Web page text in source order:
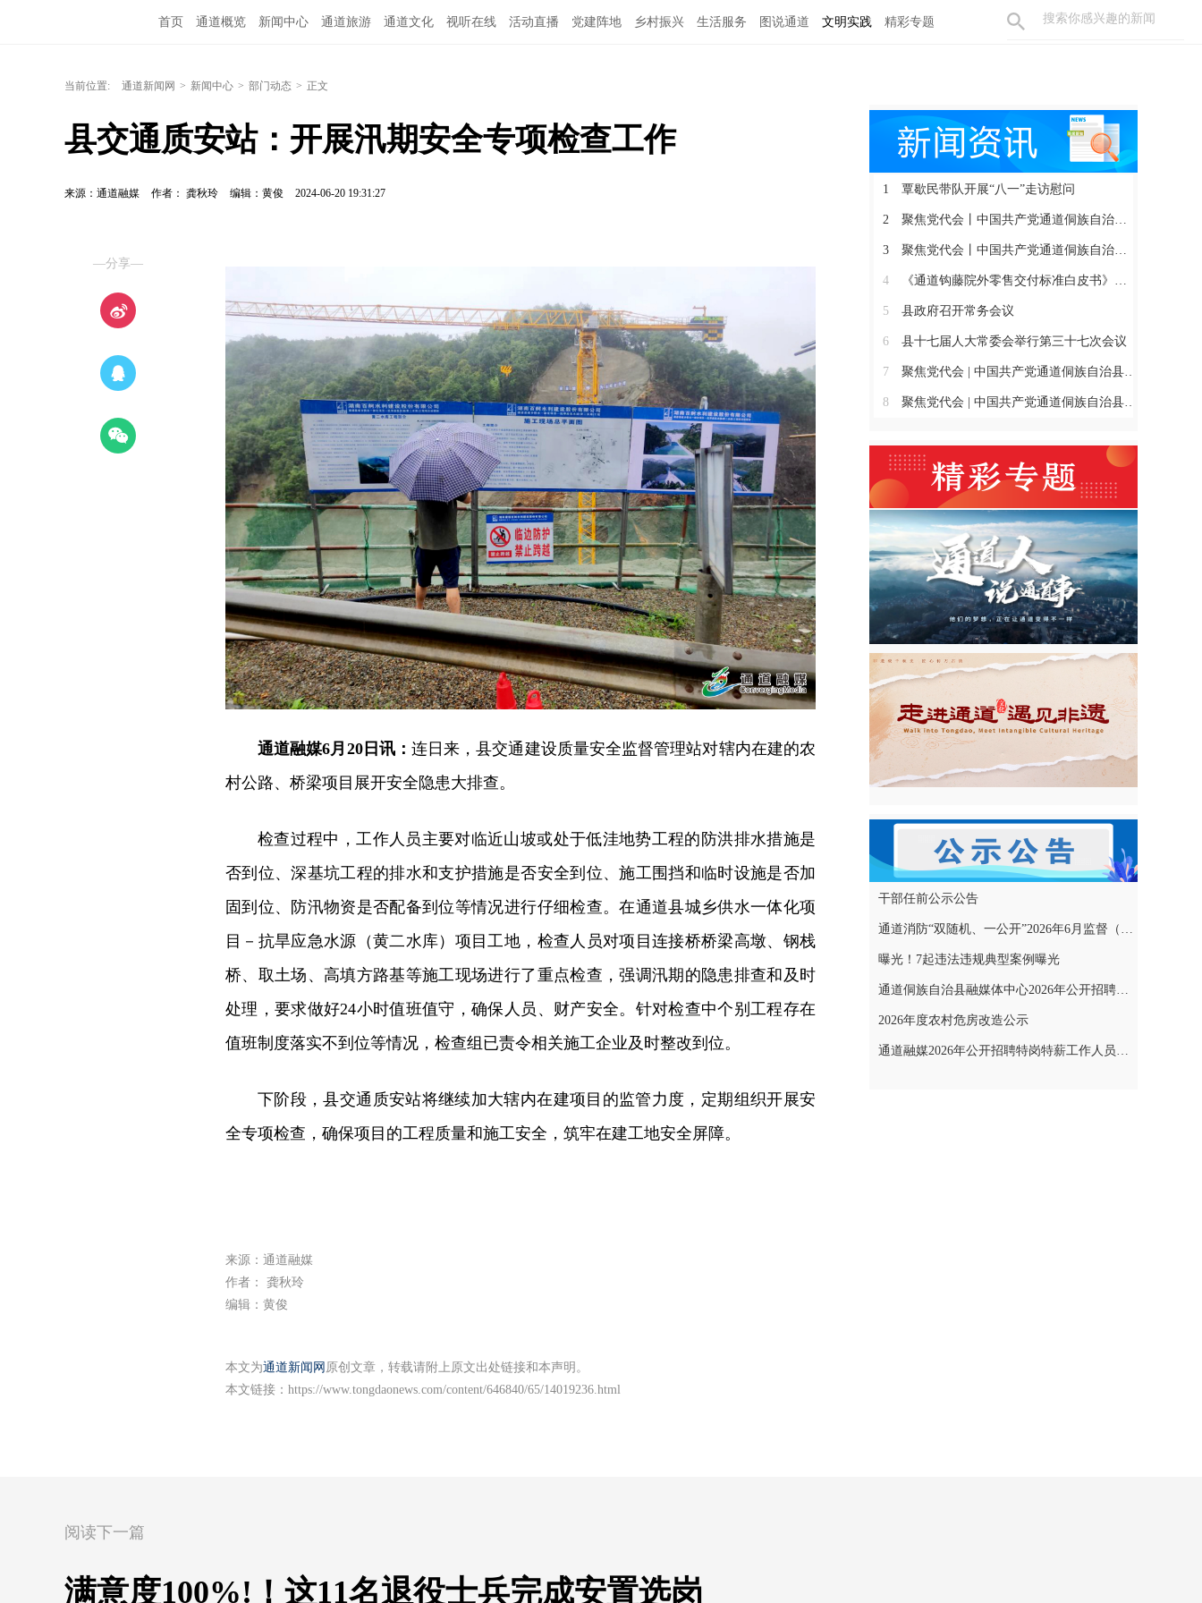
首页 通道概览 新闻中心 通道旅游 通道文化 视听在线 活动直播 党建阵地 乡村振兴 生活服务 图说通道 文明实践 精彩专题
当前位置: 通道新闻网 > 新闻中心 > 部门动态 > 正文
县交通质安站：开展汛期安全专项检查工作
来源：通道融媒 作者： 龚秋玲 编辑：黄俊 2024-06-20 19:31:27
—分享—
通道融媒6月20日讯： 连日来，县交通建设质量安全监督管理站对辖内在建的农
村公路、桥梁项目展开安全隐患大排查。
检查过程中，工作人员主要对临近山坡或处于低洼地势工程的防洪排水措施是
否到位、深基坑工程的排水和支护措施是否安全到位、施工围挡和临时设施是否加
固到位、防汛物资是否配备到位等情况进行仔细检查。在通道县城乡供水一体化项
目－抗旱应急水源（黄二水库）项目工地，检查人员对项目连接桥桥梁高墩、钢栈
桥、取土场、高填方路基等施工现场进行了重点检查，强调汛期的隐患排查和及时
处理，要求做好24小时值班值守，确保人员、财产安全。针对检查中个别工程存在
值班制度落实不到位等情况，检查组已责令相关施工企业及时整改到位。
下阶段，县交通质安站将继续加大辖内在建项目的监管力度，定期组织开展安
全专项检查，确保项目的工程质量和施工安全，筑牢在建工地安全屏障。
来源：通道融媒
作者： 龚秋玲
编辑：黄俊
本文为通道新闻网 原创文章，转载请附上原文出处链接和本声明。
本文链接： https://www.tongdaonews.com/content/646840/65/14019236.html
1 覃歇民带队开展“八一”走访慰问
2 聚焦党代会丨中国共产党通道侗族自治县第十四届委员会召开第一次全体会议
3 聚焦党代会丨中国共产党通道侗族自治县第十四次代表大会胜利闭幕
4 《通道钩藤院外零售交付标准白皮书》正式发布
5 县政府召开常务会议
6 县十七届人大常委会举行第三十七次会议
7 聚焦党代会 | 中国共产党通道侗族自治县第十四次代表大会开幕
8 聚焦党代会 | 中国共产党通道侗族自治县第十四次代表大会主席团举行第三、四、五、六次会议
干部任前公示公告
通道消防“双随机、一公开”2026年6月监督（专项）抽查结果和2026年7月监督（专项）抽查计划公示
曝光！7起违法违规典型案例曝光
通道侗族自治县融媒体中心2026年公开招聘特岗特薪工作人员拟聘用人员名单公示
2026年度农村危房改造公示
通道融媒2026年公开招聘特岗特薪工作人员考试成绩公示
阅读下一篇
满意度100%!！这11名退役士兵完成安置选岗